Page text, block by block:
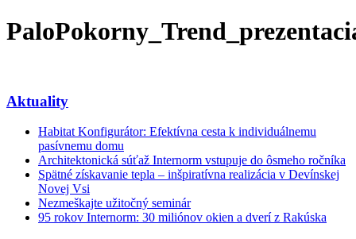
Aktuality
Habitat Konfigurátor: Efektívna cesta k individuálnemu
pasívnemu domu
Architektonická súťaž Internorm vstupuje do ôsmeho ročníka
Spätné získavanie tepla – inšpiratívna realizácia v Devínskej
Novej Vsi
Nezmeškajte užitočný seminár
95 rokov Internorm: 30 miliónov okien a dverí z Rakúska